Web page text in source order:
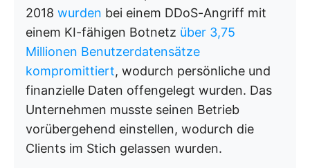
2018 wurden bei einem DDoS-Angriff mit
einem KI-fähigen Botnetz über 3,75
Millionen Benutzerdatensätze
kompromittiert, wodurch persönliche und
finanzielle Daten offengelegt wurden. Das
Unternehmen musste seinen Betrieb
vorübergehend einstellen, wodurch die
Clients im Stich gelassen wurden.